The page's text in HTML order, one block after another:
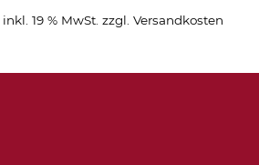
inkl. 19 % MwSt. zzgl. Versandkosten